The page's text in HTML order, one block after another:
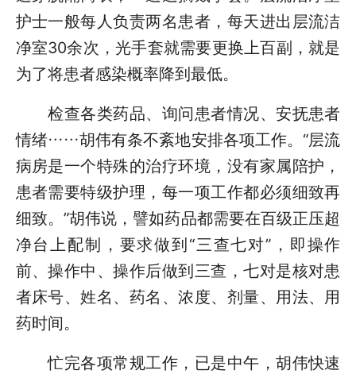
护士一般每人负责两名患者，每天进出层流洁
净室30余次，光手套就需要更换上百副，就是
为了将患者感染概率降到最低。
检查各类药品、询问患者情况、安抚患者
情绪……胡伟有条不紊地安排各项工作。“层流
病房是一个特殊的治疗环境，没有家属陪护，
患者需要特级护理，每一项工作都必须细致再
细致。”胡伟说，譬如药品都需要在百级正压超
净台上配制，要求做到“三查七对”，即操作
前、操作中、操作后做到三查，七对是核对患
者床号、姓名、药名、浓度、剂量、用法、用
药时间。
忙完各项常规工作，已是中午，胡伟快速